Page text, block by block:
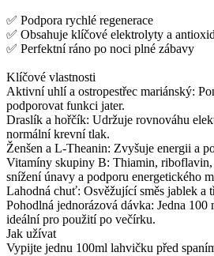
✅ Podpora rychlé regenerace
✅ Obsahuje klíčové elektrolyty a
✅ Perfektní ráno po noci plné zábavy
Klíčové vlastnosti
Aktivní uhlí a ostropestřec mariánský:
podporovat funkci jater.
Draslík a hořčík: Udržuje rovnováhu
normální krevní tlak.
Ženšen a L-Theanin: Zvyšuje energii a
Vitamíny skupiny B: Thiamin,
snížení únavy a podporu energetického
Lahodná chuť: Osvěžující směs jablek a
Pohodlná jednorázová dávka: Jedna
ideální pro použití po večírku.
Jak užívat
Vypijte jednu 100ml lahvičku před